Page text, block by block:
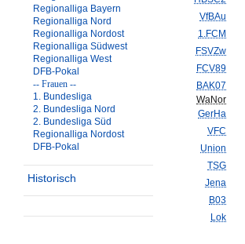
Regionalliga Bayern
Regionalliga Nord
Regionalliga Nordost
Regionalliga Südwest
Regionalliga West
DFB-Pokal
-- Frauen --
1. Bundesliga
2. Bundesliga Nord
2. Bundesliga Süd
Regionalliga Nordost
DFB-Pokal
Historisch
VfBAu
1.FCM
FSVZw
FCV89
BAK07
WaNor
GerHa
VFC
Union
TSG
Jena
B03
Lok